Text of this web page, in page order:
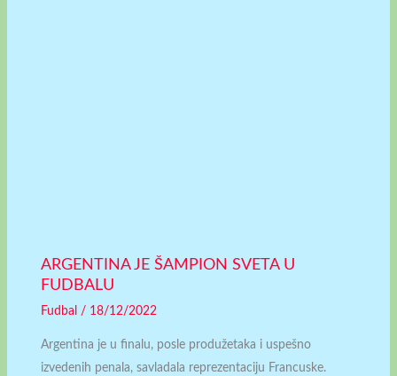
ARGENTINA JE ŠAMPION SVETA U
FUDBALU
Fudbal / 18/12/2022
Argentina je u finalu, posle produžetaka i uspešno
izvedenih penala, savladala reprezentaciju Francuske.